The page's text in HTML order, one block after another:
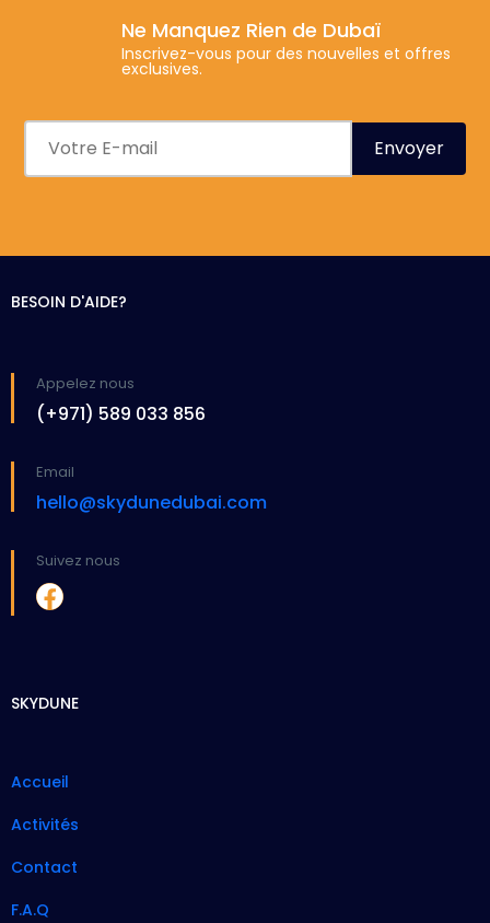
Ne Manquez Rien de Dubaï
Inscrivez-vous pour des nouvelles et offres
exclusives.
BESOIN D'AIDE?
Appelez nous
(+971) 589 033 856
Email
hello@skydunedubai.com
Suivez nous
SKYDUNE
Accueil
Activités
Contact
F.A.Q